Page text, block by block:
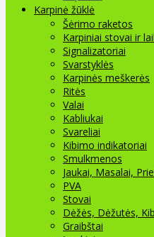
Karpinė žūklė
Šėrimo raketos
Karpiniai stovai ir
Signalizatoriai
Svarstyklės
Karpinės meškerės
Ritės
Valai
Kabliukai
Svareliai
Kibimo indikatoriai
Smulkmenos
Jaukai, Masalai,
PVA
Stovai
Dėžės, Dėžutės,
Graibštai